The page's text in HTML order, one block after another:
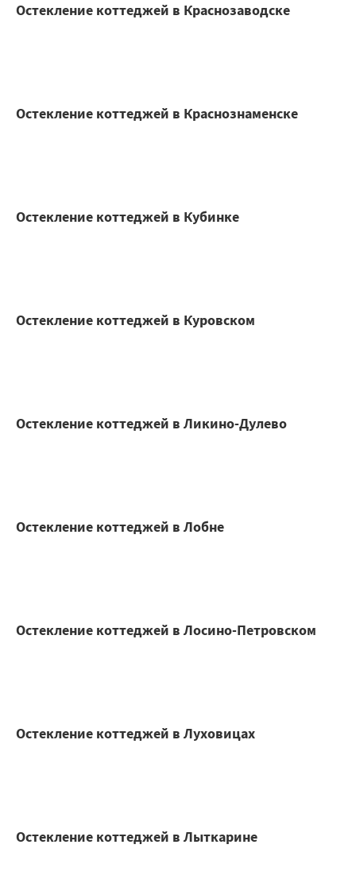
Остекление коттеджей в Краснозаводске
Остекление коттеджей в Краснознаменске
Остекление коттеджей в Кубинке
Остекление коттеджей в Куровском
Остекление коттеджей в Ликино-Дулево
Остекление коттеджей в Лобне
Остекление коттеджей в Лосино-Петровском
Остекление коттеджей в Луховицах
Остекление коттеджей в Лыткарине